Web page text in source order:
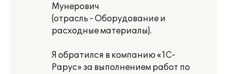
Мунерович
(отрасль - Оборудование и
расходные материалы).
Я обратился в компанию «1С-
Рарус» за выполнением работ по